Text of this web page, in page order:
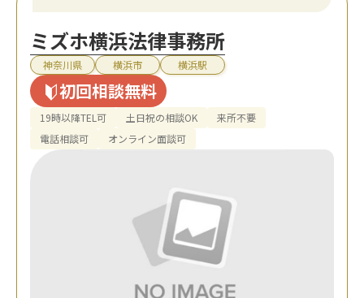
ミズホ横浜法律事務所
神奈川県 横浜市 横浜駅
初回相談無料
19時以降TEL可 土日祝の相談OK
来所不要
電話相談可
オンライン面談可